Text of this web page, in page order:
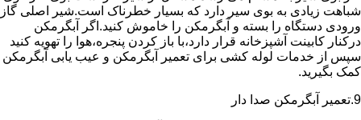
شباهت زیادی به بوی سیر دارد که بسیار خطرناک است.شیر اصلی گاز
ورودی دستگاه را بسته و آبگرمکن را خاموش کنید.اگر آبگرمکن
درکنار کابینت آشپزخانه قرار دارد،با باز کردن پنجره،هوا را تهویه کنید
سپس از خدمات لوله کشی برای تعمیر آبگرمکن و عیب یابی آبگرمکن
کمک بگیرید.
9.تعمیر آبگرمکن صدا دار